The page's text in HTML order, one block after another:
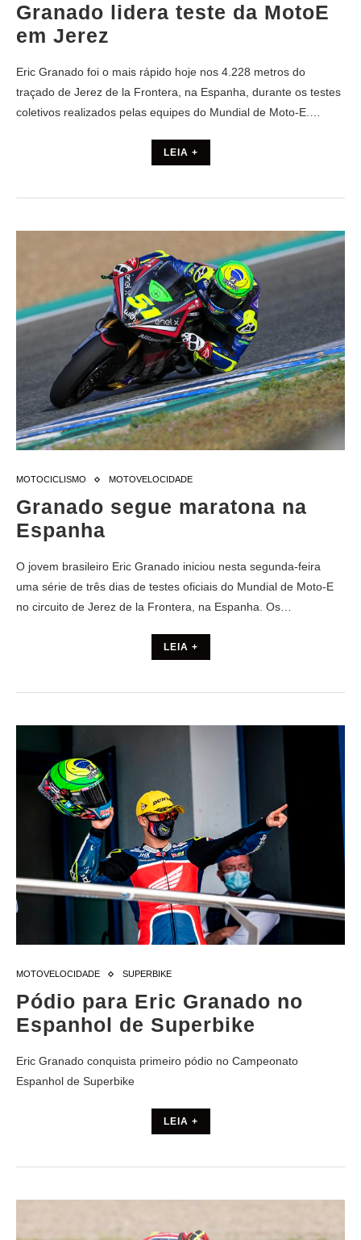
Granado lidera teste da MotoE
em Jerez
Eric Granado foi o mais rápido hoje nos 4.228 metros do
traçado de Jerez de la Frontera, na Espanha, durante os testes
coletivos realizados pelas equipes do Mundial de Moto-E.…
LEIA +
MOTOCICLISMO MOTOVELOCIDADE
Granado segue maratona na
Espanha
O jovem brasileiro Eric Granado iniciou nesta segunda-feira
uma série de três dias de testes oficiais do Mundial de Moto-E
no circuito de Jerez de la Frontera, na Espanha. Os…
LEIA +
MOTOVELOCIDADE SUPERBIKE
Pódio para Eric Granado no
Espanhol de Superbike
Eric Granado conquista primeiro pódio no Campeonato
Espanhol de Superbike
LEIA +